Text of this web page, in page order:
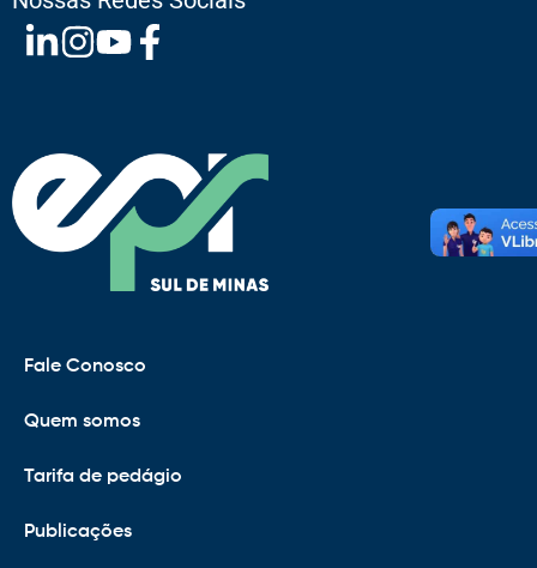
Fale Conosco
Quem somos
Tarifa de pedágio
Publicações